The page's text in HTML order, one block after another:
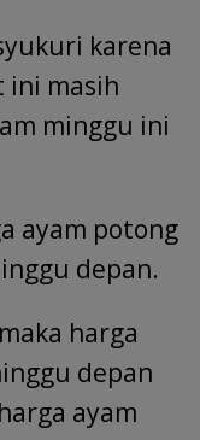
karena
ini masih
minggu ini
ayam potong
depan.
harga
depan
ayam